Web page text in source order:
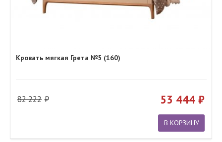
Кровать мягкая Грета №5 (160)
82 222 53 444
В КОРЗИНУ